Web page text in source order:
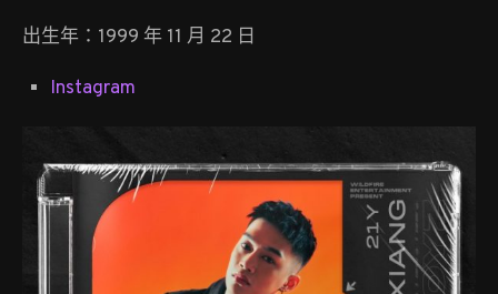
出生年：1999 年 11 月 22 日
Instagram